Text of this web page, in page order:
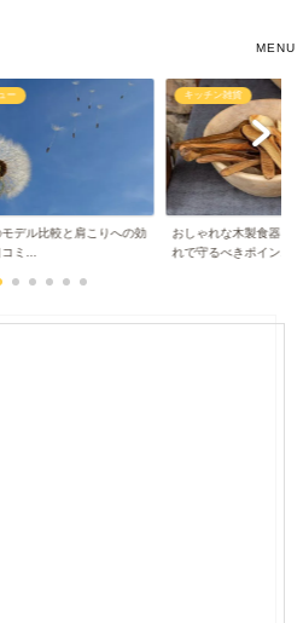
ー
デル比較と肩こりへの効
ミ...
キッチン雑貨
おしゃれな木製食器を
れで守るべきポイン...